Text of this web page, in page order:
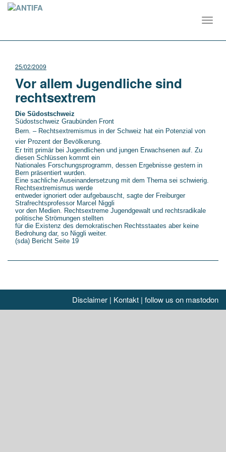
25/02/2009
Vor allem Jugendliche sind
rechtsextrem
Die Südostschweiz
Südostschweiz Graubünden Front
Bern. – Rechtsextremismus in der Schweiz hat ein Potenzial von
vier Prozent der Bevölkerung.
Er tritt primär bei Jugendlichen und jungen Erwachsenen auf. Zu
diesen Schlüssen kommt ein
Nationales Forschungsprogramm, dessen Ergebnisse gestern in
Bern präsentiert wurden.
Eine sachliche Auseinandersetzung mit dem Thema sei schwierig.
Rechtsextremismus werde
entweder ignoriert oder aufgebauscht, sagte der Freiburger
Strafrechtsprofessor Marcel Niggli
vor den Medien. Rechtsextreme Jugendgewalt und rechtsradikale
politische Strömungen stellten
für die Existenz des demokratischen Rechtsstaates aber keine
Bedrohung dar, so Niggli weiter.
(sda) Bericht Seite 19
Disclaimer | Kontakt | follow us on mastodon